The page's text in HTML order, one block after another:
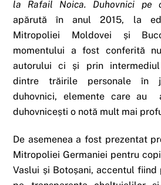
la Rafail Noica. Duhovnici pe
apărută în anul 2015, la
Mitropoliei Moldovei și
momentului a fost conferită
autorului ci și prin
dintre trăirile personale în
duhovnici, elemente care au
duhovnicești o notă mult mai
De asemenea a fost prezentat
Mitropoliei Germaniei pentru
Vaslui și Botoșani, accentul